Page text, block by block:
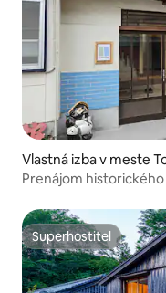
Vlastná izba v meste
Prenájom
Superhostiteľ
Superhostiteľ